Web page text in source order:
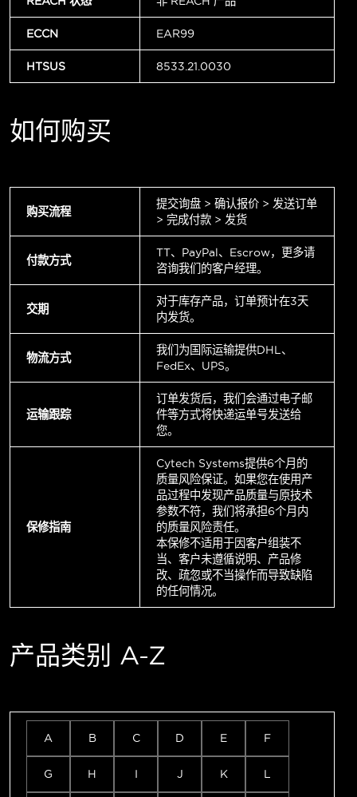
ECCN EAR99
HTSUS 8533.21.0030
如何购买
购买流程
提交询盘 > 确认报价 > 发送订单
> 完成付款 > 发货
付款方式
TT、PayPal、Escrow，更多请
咨询我们的客户经理。
交期
对于库存产品，订单预计在3天
内发货。
物流方式
我们为国际运输提供DHL、
FedEx、UPS。
运输跟踪
订单发货后，我们会通过电子邮
件等方式将快递运单号发送给
您。
保修指南
Cytech Systems提供6个月的
质量风险保证。如果您在使用产
品过程中发现产品质量与原技术
参数不符，我们将承担6个月内
的质量风险责任。
本保修不适用于因客户组装不
当、客户未遵循说明、产品修
改、疏忽或不当操作而导致缺陷
的任何情况。
产品类别 A-Z
A B C D E F
G H I J K L